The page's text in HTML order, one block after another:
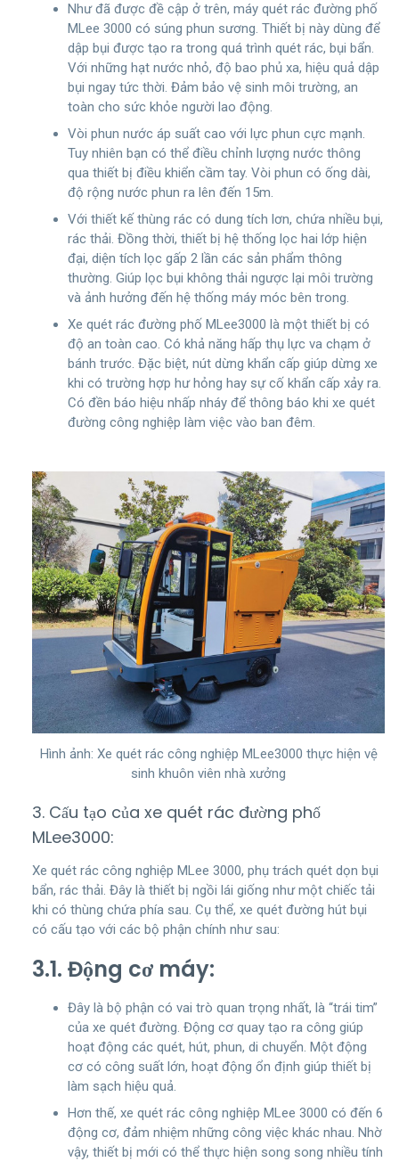
Như đã được đề cập ở trên, máy quét rác đường phố
MLee 3000 có súng phun sương. Thiết bị này dùng để
dập bụi được tạo ra trong quá trình quét rác, bụi bẩn.
Với những hạt nước nhỏ, độ bao phủ xa, hiệu quả dập
bụi ngay tức thời. Đảm bảo vệ sinh môi trường, an
toàn cho sức khỏe người lao động.
Vòi phun nước áp suất cao với lực phun cực mạnh.
Tuy nhiên bạn có thể điều chỉnh lượng nước thông
qua thiết bị điều khiển cầm tay. Vòi phun có ống dài,
độ rộng nước phun ra lên đến 15m.
Với thiết kế thùng rác có dung tích lơn, chứa nhiều bụi,
rác thải. Đồng thời, thiết bị hệ thống lọc hai lớp hiện
đại, diện tích lọc gấp 2 lần các sản phẩm thông
thường. Giúp lọc bụi không thải ngược lại môi trường
và ảnh hưởng đến hệ thống máy móc bên trong.
Xe quét rác đường phố MLee3000 là một thiết bị có
độ an toàn cao. Có khả năng hấp thụ lực va chạm ở
bánh trước. Đặc biệt, nút dừng khẩn cấp giúp dừng xe
khi có trường hợp hư hỏng hay sự cố khẩn cấp xảy ra.
Có đền báo hiệu nhấp nháy để thông báo khi xe quét
đường công nghiệp làm việc vào ban đêm.
Hình ảnh: Xe quét rác công nghiệp MLee3000 thực hiện vệ
sinh khuôn viên nhà xưởng
3. Cấu tạo của xe quét rác đường phố
MLee3000:
Xe quét rác công nghiệp MLee 3000, phụ trách quét dọn bụi
bẩn, rác thải. Đây là thiết bị ngồi lái giống như một chiếc tải
khi có thùng chứa phía sau. Cụ thể, xe quét đường hút bụi
có cấu tạo với các bộ phận chính như sau:
3.1. Động cơ máy:
Đây là bộ phận có vai trò quan trọng nhất, là “trái tim”
của xe quét đường. Động cơ quay tạo ra công giúp
hoạt động các quét, hút, phun, di chuyển. Một động
cơ có công suất lớn, hoạt động ổn định giúp thiết bị
làm sạch hiệu quả.
Hơn thế, xe quét rác công nghiệp MLee 3000 có đến 6
động cơ, đảm nhiệm những công việc khác nhau. Nhờ
vậy, thiết bị mới có thể thực hiện song song nhiều tính